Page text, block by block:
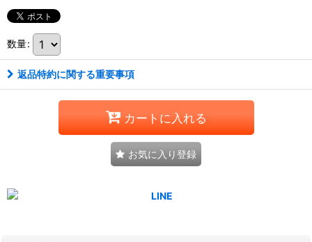
数量:
返品特約に関する重要事項
カートに入れる
お気に入り登録